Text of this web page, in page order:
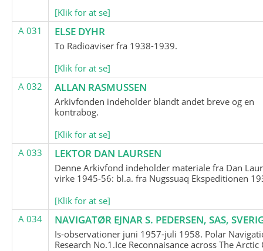
[Klik for at se]
A 031
ELSE DYHR
To Radioaviser fra 1938-1939.
[Klik for at se]
A 032
ALLAN RASMUSSEN
Arkivfonden indeholder blandt andet breve og en
kontrabog.
[Klik for at se]
A 033
LEKTOR DAN LAURSEN
Denne Arkivfond indeholder materiale fra Dan
virke 1945-56: bl.a. fra Nugssuaq Ekspeditionen
[Klik for at se]
A 034
NAVIGATØR EJNAR S. PEDERSEN, SAS,
Is-observationer juni 1957-juli 1958. Polar
Research No.1.Ice Reconnaisance across The Arctic